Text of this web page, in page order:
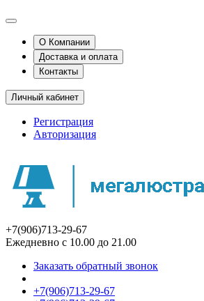
О Компании
Доставка и оплата
Контакты
Личный кабинет
Регистрация
Авторизация
+7(906)713-29-67
Ежедневно с 10.00 до 21.00
Заказать обратный звонок
+7(906)713-29-67